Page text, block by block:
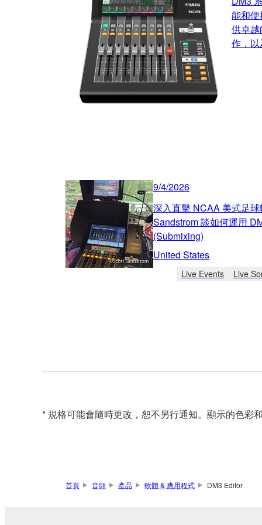
能和
供卓
作，
9/4/2026
深入直擊 NCAA 美式足
Sandstrom 談如何運用
(Submixing)
United States
Live Events Live
* 規格可能會隨時更改，恕不另行通知。顯示的色彩
首頁 音頻 產品 軟體 & 應用程式 DM3 Editor